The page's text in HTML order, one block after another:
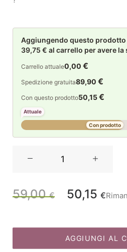
Aggiungendo questo
39,75 € al carrello per avere
Carrello attuale0,00 €
Spedizione gratuita89,90 €
Con questo prodotto50,15€
Attuale
Con prodotto
H51
59,00€
originale
50,15 €Il
AGGIUNGI AL